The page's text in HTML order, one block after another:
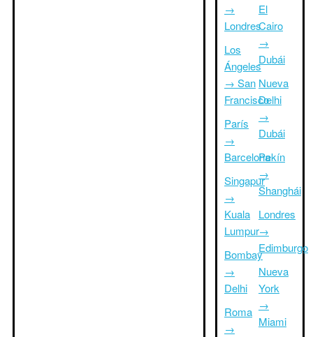
→
Londres
Los
Ángeles
→ San
Francisco
París
→
Barcelona
Singapur
→
Kuala
Lumpur
Bombay
→
Delhi
Roma
→
El
Cairo
→
Dubái
Nueva
Delhi
→
Dubái
Pekín
→
Shanghái
Londres
→
Edimburgo
Nueva
York
→
Miami